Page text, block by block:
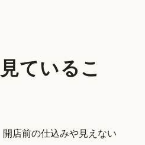
ているこ
店前の仕込みや見えない